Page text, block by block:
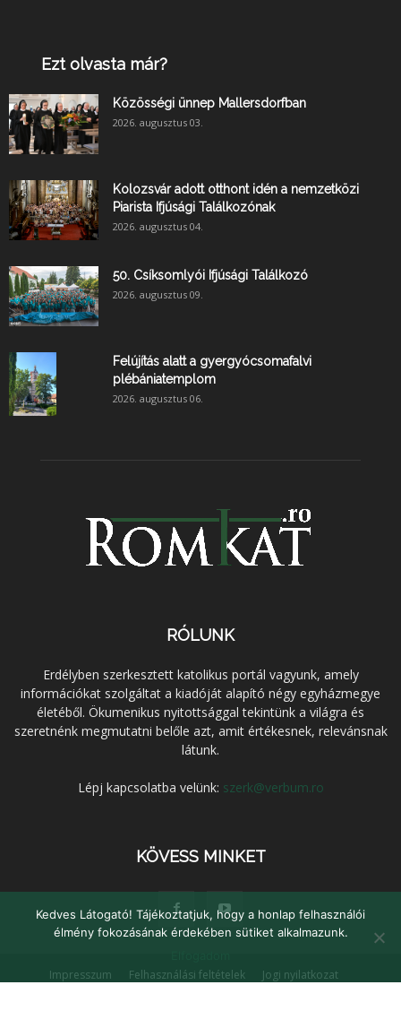
Ezt olvasta már?
Közösségi ünnep Mallersdorfban
2026. augusztus 03.
Kolozsvár adott otthont idén a nemzetközi
Piarista Ifjúsági Találkozónak
2026. augusztus 04.
50. Csíksomlyói Ifjúsági Találkozó
2026. augusztus 09.
Felújítás alatt a gyergyócsomafalvi
plébániatemplom
2026. augusztus 06.
RÓLUNK
Erdélyben szerkesztett katolikus portál vagyunk, amely
információkat szolgáltat a kiadóját alapító négy egyházmegye
életéből. Ökumenikus nyitottsággal tekintünk a világra és
szeretnénk megmutatni belőle azt, amit értékesnek, relevánsnak
látunk.
Lépj kapcsolatba velünk: szerk@verbum.ro
KÖVESS MINKET
Impresszum Felhasználási feltételek
Jogi nyilatkozat
Kedves Látogató! Tájékoztatjuk, hogy a honlap felhasználói
élmény fokozásának érdekében sütiket alkalmazunk.